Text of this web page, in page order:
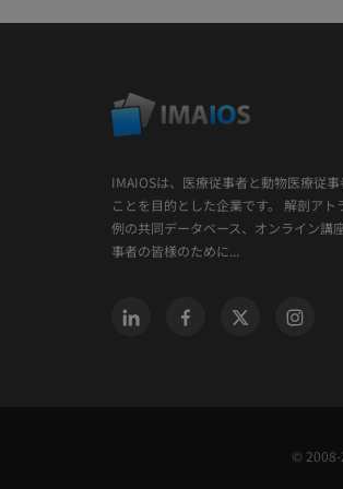
IMAIOSは、医療従事者と動物医療従
ことを目的とした企業です。 解剖ア
例の共同データベース、オンライン講
事者の皆様のために...
© 2008-